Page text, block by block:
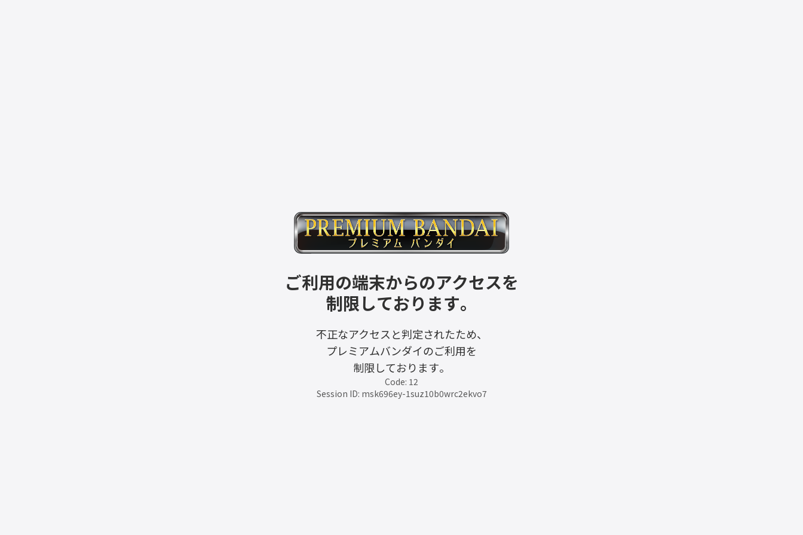
ご利用の端末からのアクセスを
制限しております。
不正なアクセスと判定されたため、
プレミアムバンダイのご利用を
制限しております。
Code: 12
Session ID: msk696ey-1suz10b0wrc2ekvo7